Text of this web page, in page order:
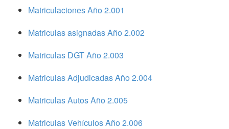
Matriculaciones Año 2.001
Matriculas asignadas Año 2.002
Matriculas DGT Año 2.003
Matriculas Adjudicadas Año 2.004
Matriculas Autos Año 2.005
Matriculas Vehículos Año 2.006